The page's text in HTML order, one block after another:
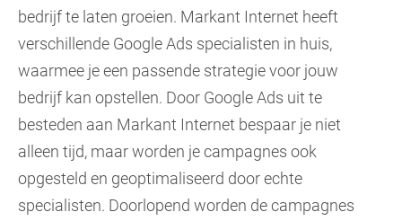
bedrijf te laten groeien. Markant Internet heeft
verschillende Google Ads specialisten in huis,
waarmee je een passende strategie voor jouw
bedrijf kan opstellen. Door Google Ads uit te
besteden aan Markant Internet bespaar je niet
alleen tijd, maar worden je campagnes ook
opgesteld en geoptimaliseerd door echte
specialisten. Doorlopend worden de campagnes